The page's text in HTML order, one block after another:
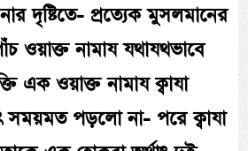
দৃষ্টিতে- প্রত্যেক মুসলমানের
ওয়াক্ত নামায যথাযথভাবে
এক ওয়াক্ত নামায ক্বাযা
সময়মত পড়লো না- পরে ক্বাযা